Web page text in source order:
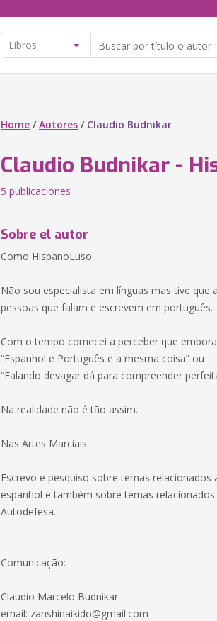
Home /Autores / Claudio Budnikar
Claudio Budnikar -
5 publicaciones
Sobre el autor
Como HispanoLuso:
Não sou especialista em línguas mas tive que
pessoas que falam e escrevem em português.
Com o tempo comecei a perceber que
“Espanhol e Português e a mesma coisa” ou
“Falando devagar dá para compreender
Na realidade não é tão assim.
Nas Artes Marciais:
Escrevo e pesquiso sobre temas relacionados
espanhol e também sobre temas
Autodefesa.
Comunicação:
Claudio Marcelo Budnikar
email: zanshinaikido@gmail.com